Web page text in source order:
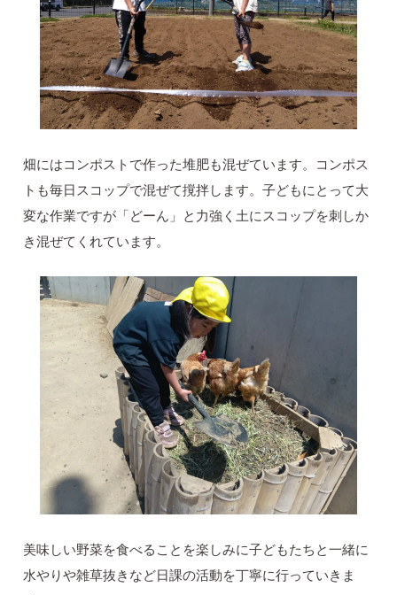
畑にはコンポストで作った堆肥も混ぜています。コンポス
トも毎日スコップで混ぜて撹拌します。子どもにとって大
変な作業ですが「どーん」と力強く土にスコップを刺しか
き混ぜてくれています。
美味しい野菜を食べることを楽しみに子どもたちと一緒に
水やりや雑草抜きなど日課の活動を丁寧に行っていきま